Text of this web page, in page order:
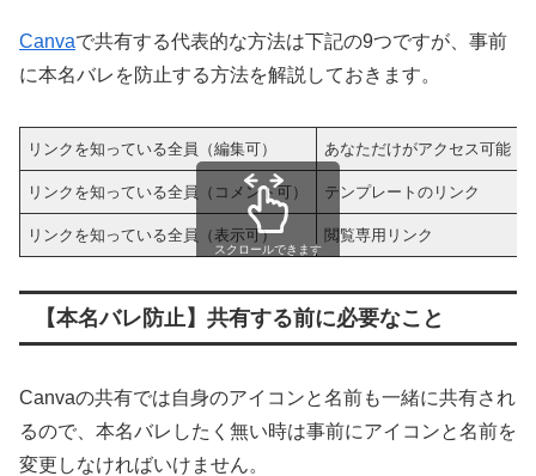
Canvaで共有する代表的な方法は下記の9つですが、事前
に本名バレを防止する方法を解説しておきます。
リンクを知っている全員（編集可） あなただけがアクセス可能
リンクを知っている全員（コメント可） テンプレートのリンク
リンクを知っている全員（表示可） 閲覧専用リンク
スクロールできます
【本名バレ防止】共有する前に必要なこと
Canvaの共有では自身のアイコンと名前も一緒に共有され
るので、本名バレしたく無い時は事前にアイコンと名前を
変更しなければいけません。